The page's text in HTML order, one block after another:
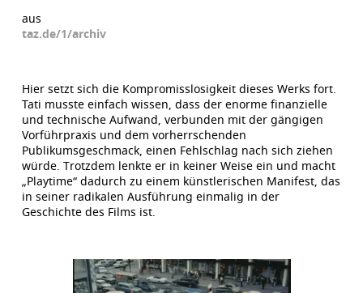
aus
taz.de/1/archiv
Hier setzt sich die Kompromisslosigkeit dieses Werks fort.
Tati musste einfach wissen, dass der enorme finanzielle
und technische Aufwand, verbunden mit der gängigen
Vorführpraxis und dem vorherrschenden
Publikumsgeschmack, einen Fehlschlag nach sich ziehen
würde. Trotzdem lenkte er in keiner Weise ein und macht
„Playtime“ dadurch zu einem künstlerischen Manifest, das
in seiner radikalen Ausführung einmalig in der
Geschichte des Films ist.